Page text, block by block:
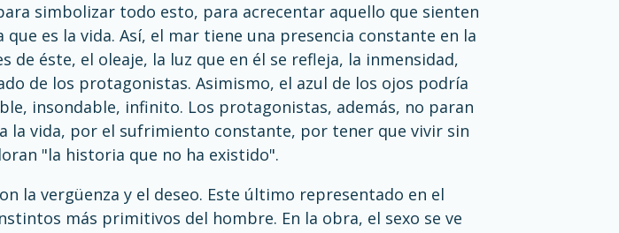
simbolizar todo esto, para acrecentar aquello que sienten
es la vida. Así, el mar tiene una presencia constante en la
de éste, el oleaje, la luz que en él se refleja, la inmensidad,
de los protagonistas. Asimismo, el azul de los ojos podría
insondable, infinito. Los protagonistas, además, no paran
la vida, por el sufrimiento constante, por tener que vivir sin
"la historia que no ha existido".
la vergüenza y el deseo. Este último representado en el
más primitivos del hombre. En la obra, el sexo se ve